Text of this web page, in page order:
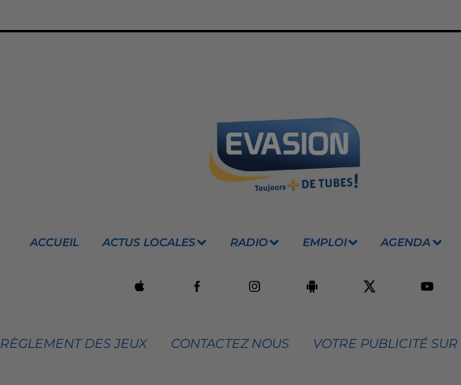
ACCUEIL ACTUS LOCALES RADIO EMPLOI AGENDA
RÈGLEMENT DES JEUX CONTACTEZ NOUS VOTRE PUBLICITÉ